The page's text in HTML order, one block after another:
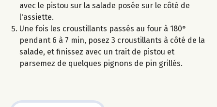
avec le pistou sur la salade posée sur le côté de
l'assiette.
Une fois les croustillants passés au four à 180°
pendant 6 à 7 min, posez 3 croustillants à côté de la
salade, et finissez avec un trait de pistou et
parsemez de quelques pignons de pin grillés.